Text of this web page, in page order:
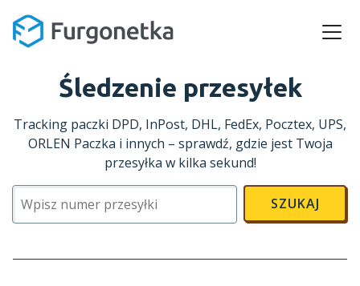
Śledzenie przesyłek
Tracking paczki DPD, InPost, DHL, FedEx, Pocztex, UPS,
ORLEN Paczka i innych – sprawdź, gdzie jest Twoja
przesyłka w kilka sekund!
SZUKAJ